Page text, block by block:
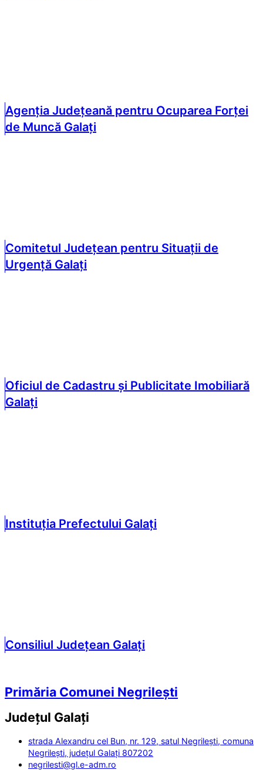
Agenția Județeană pentru Ocuparea Forței
de Muncă Galați
Comitetul Județean pentru Situații de
Urgență Galați
Oficiul de Cadastru și Publicitate Imobiliară
Galați
Instituția Prefectului Galați
Consiliul Județean Galați
Primăria Comunei Negrilești
Județul Galați
strada Alexandru cel Bun, nr. 129, satul Negrilești, comuna
Negrilești, județul Galați 807202
negrilesti@gl.e-adm.ro